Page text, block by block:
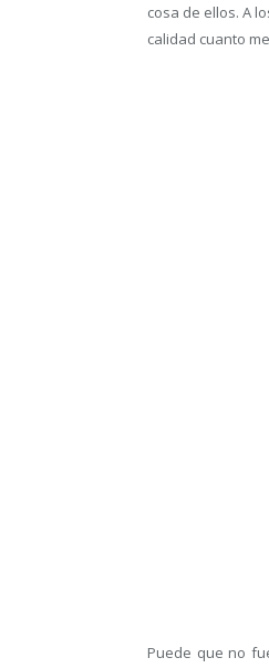
cosa de ellos. A
calidad cuanto
Puede que no